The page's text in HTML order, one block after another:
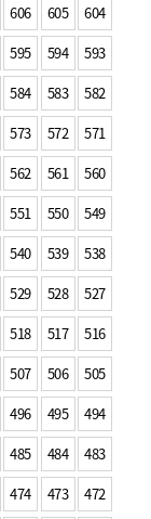
606 605
604
595 594
593
584 583
582
573 572
571
562 561
560
551 550
549
540 539
538
529 528
527
518 517
516
507 506
505
496 495
494
485 484
483
474 473
472